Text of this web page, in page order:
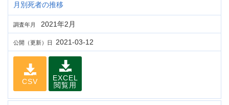
月別死者の推移
調査年月 2021年2月
公開（更新）日 2021-03-12
CSV
EXCEL
閲覧用